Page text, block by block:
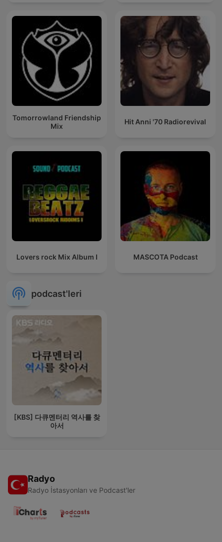
Tomorrowland Friendship
Mix
Hit Anni '70 Radiorevival
Lovers rock Mix Album I MASCOTA Podcast
podcast'leri
[KBS] 다큐멘터리 역사를 찾
아서
Radyo
Radyo İstasyonları ve Podcast'ler